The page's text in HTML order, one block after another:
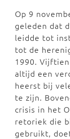
Op 9
geleden dat
leidde tot
tot de
1990.
altijd een
heerst bij
te zijn.
crisis in het
retoriek die
gebruikt,